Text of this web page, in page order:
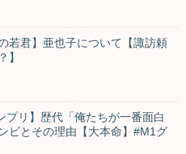
若君】亜也子について【諏訪頼
】
プリ】歴代「俺たちが一番面白
ビとその理由【大本命】#M1グ